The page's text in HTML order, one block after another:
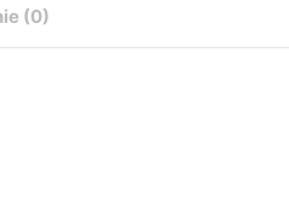
(0)